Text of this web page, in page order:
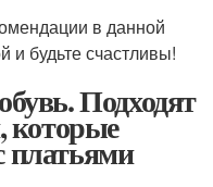
в данной
и будьте счастливы!
Подходят
которые
платьями